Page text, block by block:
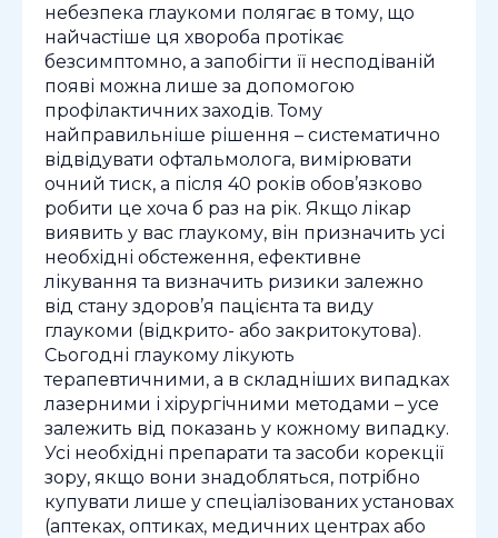
небезпека глаукоми полягає в тому, що
найчастіше ця хвороба протікає
безсимптомно, а запобігти її несподіваній
появі можна лише за допомогою
профілактичних заходів. Тому
найправильніше рішення – систематично
відвідувати офтальмолога, вимірювати
очний тиск, а після 40 років обов’язково
робити це хоча б раз на рік. Якщо лікар
виявить у вас глаукому, він призначить усі
необхідні обстеження, ефективне
лікування та визначить ризики залежно
від стану здоров’я пацієнта та виду
глаукоми (відкрито- або закритокутова).
Сьогодні глаукому лікують
терапевтичними, а в складніших випадках
лазерними і хірургічними методами – усе
залежить від показань у кожному випадку.
Усі необхідні препарати та засоби корекції
зору, якщо вони знадобляться, потрібно
купувати лише у спеціалізованих установах
(аптеках, оптиках, медичних центрах або